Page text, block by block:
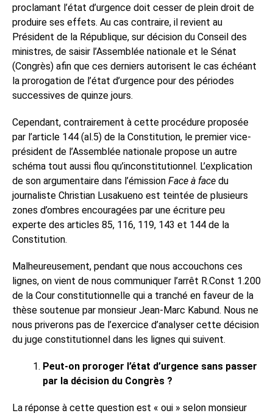
proclamant l’état d’urgence doit cesser de plein droit de
produire ses effets. Au cas contraire, il revient au
Président de la République, sur décision du Conseil des
ministres, de saisir l’Assemblée nationale et le Sénat
(Congrès) afin que ces derniers autorisent le cas échéant
la prorogation de l’état d’urgence pour des périodes
successives de quinze jours.
Cependant, contrairement à cette procédure proposée
par l’article 144 (al.5) de la Constitution, le premier vice-
président de l’Assemblée nationale propose un autre
schéma tout aussi flou qu’inconstitutionnel. L’explication
de son argumentaire dans l’émission Face à face du
journaliste Christian Lusakueno est teintée de plusieurs
zones d’ombres encouragées par une écriture peu
experte des articles 85, 116, 119, 143 et 144 de la
Constitution.
Malheureusement, pendant que nous accouchons ces
lignes, on vient de nous communiquer l’arrêt R.Const 1.200
de la Cour constitutionnelle qui a tranché en faveur de la
thèse soutenue par monsieur Jean-Marc Kabund. Nous ne
nous priverons pas de l’exercice d’analyser cette décision
du juge constitutionnel dans les lignes qui suivent.
Peut-on proroger l’état d’urgence sans passer
par la décision du Congrès ?
La réponse à cette question est « oui » selon monsieur